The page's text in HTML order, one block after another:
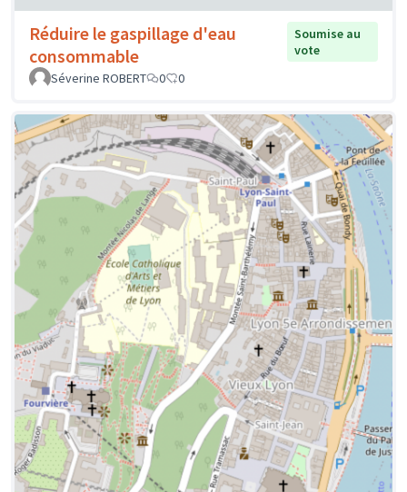
Réduire le gaspillage d'eau
consommable
Soumise au
vote
Séverine ROBERT
0 0